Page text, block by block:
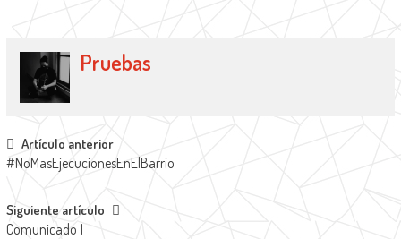
Pruebas
Navegación
de
entradas
Artículo anterior
#NoMasEjecucionesEnElBarrio
Siguiente artículo
Comunicado 1